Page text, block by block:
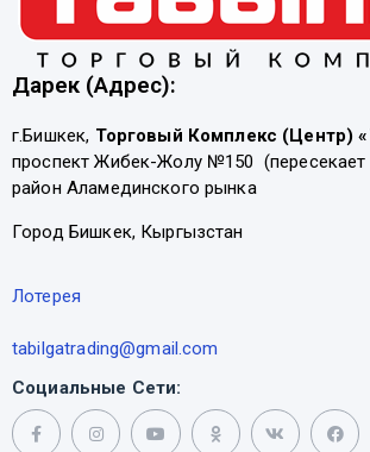
Дарек (Адрес):
г.Бишкек, Торговый Комплекс (Центр)
проспект Жибек-Жолу №150 (пересекает
район Аламединского рынка
Город Бишкек, Кыргызстан
Лотерея
tabilgatrading@gmail.com
Социальные Сети: